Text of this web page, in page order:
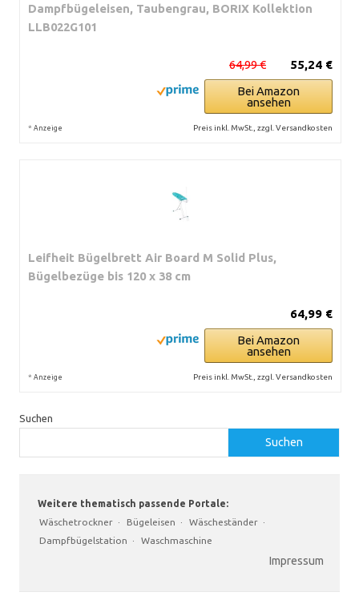
Dampfbügeleisen, Taubengrau, BORIX Kollektion
LLB022G101
55,24 €
64,99 €
Bei Amazon
ansehen
* Anzeige Preis inkl. MwSt., zzgl. Versandkosten
Leifheit Bügelbrett Air Board M Solid Plus,
Bügelbezüge bis 120 x 38 cm
64,99 €
Bei Amazon
ansehen
* Anzeige Preis inkl. MwSt., zzgl. Versandkosten
Suchen
Suchen
Weitere thematisch passende Portale:
Wäschetrockner · Bügeleisen · Wäscheständer ·
Dampfbügelstation · Waschmaschine
Impressum